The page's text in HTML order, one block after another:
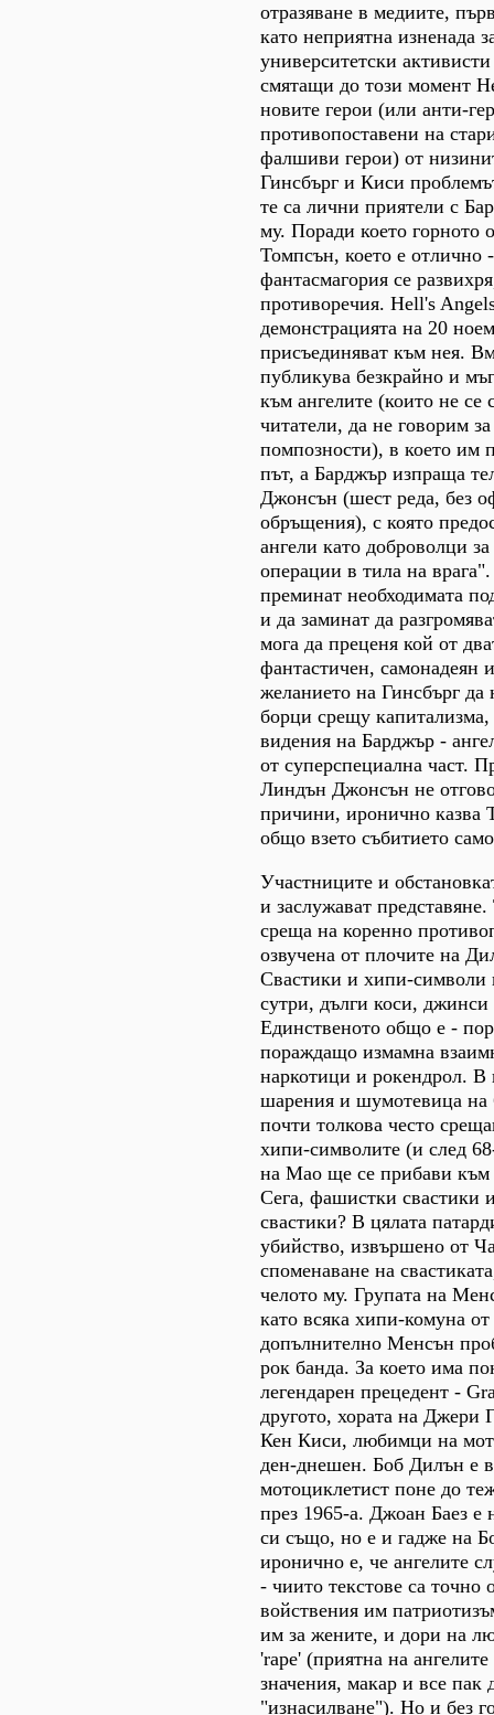
отразяване в медиите,
като неприятна изненада
университетски
смятащи до този момент
новите герои (или анти-
противопоставени на
фалшиви герои) от
Гинсбърг и Киси
те са лични приятели с
му. Поради което горното
Томпсън, което е отлично
фантасмагория се
противоречия. Hell's
демонстрацията на 20
присъединяват към нея.
публикува безкрайно и
към ангелите (които не се
читатели, да не говорим
помпозности), в което им
път, а Барджър изпраща
Джонсън (шест реда, без
обръщения), с която
ангели като доброволци
операции в тила на
преминат необходимата
и да заминат да
мога да преценя кой от
фантастичен, самонадеян
желанието на Гинсбърг да
борци срещу
видения на Барджър -
от суперспециална част.
Линдън Джонсън не
причини, иронично казва
общо взето събитието
Участниците и
и заслужават
среща на коренно
озвучена от плочите на
Свастики и хипи-символи
сутри, дълги коси,
Единственото общо е -
пораждащо измамна
наркотици и рокендрол. В
шарения и шумотевица на
почти толкова често
хипи-символите (и след
на Мао ще се прибави
Сега, фашистки свастики
свастики? В цялата
убийство, извършено от
споменаване на
челото му. Групата на
като всяка хипи-комуна
допълнително Менсън
рок банда. За което има
легендарен прецедент -
другото, хората на Джери
Кен Киси, любимци на
ден-днешен. Боб Дилън е
мотоциклетист поне до
през 1965-а. Джоан Баез е
си също, но е и гадже на
иронично е, че ангелите
- чиито текстове са точно
войствения им
им за жените, и дори на
'rape' (приятна на
значения, макар и все пак
"изнасилване"). Но и без